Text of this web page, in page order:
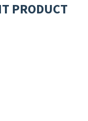
PRODUCT